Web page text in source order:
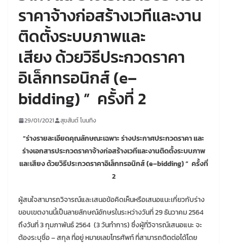
ราคาจ้างก่อสร้างเวทีและงาน
ติดตั้งระบบภาพและ
เสียง ด้วยวิธีประกวดราคา
อิเล็กทรอนิกส์ (e–
bidding) ” ครั้งที่ 2
29/01/2021 สุขสันต์ โนนทิง
“ร่างรายละเอียดคุณลักษณะเฉพาะ ร่างประกาศประกวดราคา และ
ร่างเอกสารประกวดราคาจ้างก่อสร้างเวทีและงานติดตั้งระบบภาพ
และเสียงด้วยวิธีประกวดราคาอิเล็กทรอนิกส์(e–bidding) ” ครั้งที่
2
ผู้สนใจสามารถวิจารณ์และเสนอข้อคิดเห็นหรือเสนอแนะเกี่ยวกับร่าง
ขอบเขตงานนี้เป็นลายลักษณ์อักษรในระหว่างวันที่ 29 ธันวาคม 2564
ถึงวันที่ 3 กุมภาพันธ์ 2564 (3 วันทำการ) ซึ่งผู้ที่วิจารณ์เสนอแนะ จะ
ต้องระบุชื่อ – สกุล ที่อยู่ หมายเลขโทรศัพท์ ที่สามารถติดต่อได้โดย